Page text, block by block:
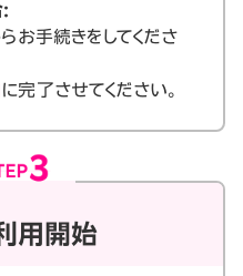
:
お手続きをしてくださ
に完了させてください。
用開始